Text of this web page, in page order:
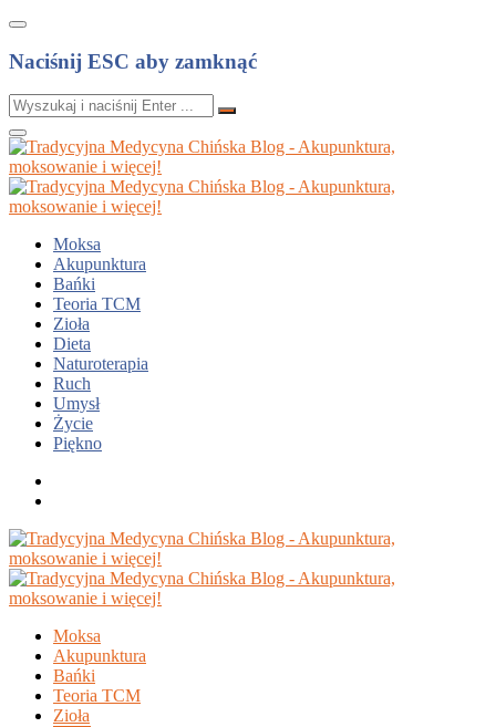
Naciśnij ESC aby zamknąć
Moksa
Akupunktura
Bańki
Teoria TCM
Zioła
Dieta
Naturoterapia
Ruch
Umysł
Życie
Piękno
Moksa
Akupunktura
Bańki
Teoria TCM
Zioła